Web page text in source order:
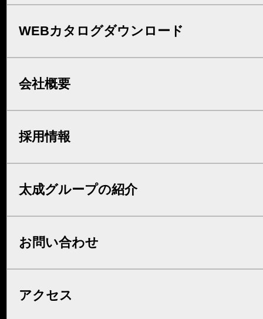
WEBカタログダウンロード
会社概要
採用情報
太成グループの紹介
お問い合わせ
アクセス